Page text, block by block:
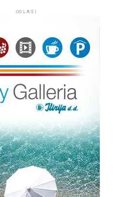
s krunama na glavi, izrađen je
kamena i visok je tri metra, a s
Klesar Vlado Knežević radio ga je
radnji ‘Markvinia’ u
se nalazi uz jedan od
kanala između otoka Ugljana i
sezone dnevno prođe više od
župljana je da kip posjetiteljima
tim kanalom bude
se na tom mjestu časti Marija. Taj
su Općina Kukljica te
OGLASI